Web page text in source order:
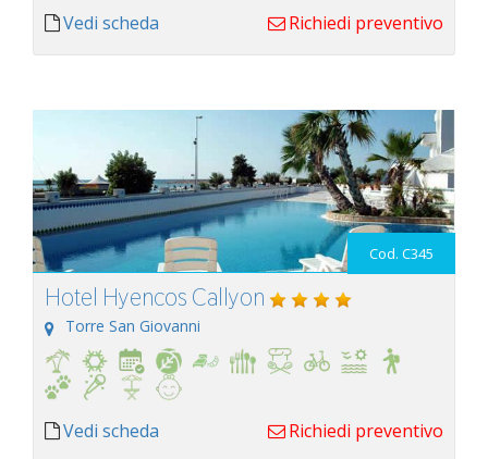
Vedi scheda Richiedi preventivo
Cod. C345
Hotel Hyencos Callyon
Torre San Giovanni
Vedi scheda Richiedi preventivo